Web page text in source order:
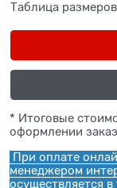
Таблица размеров
* Итоговые
оформлении
При оплате
менеджером
осуществляется в